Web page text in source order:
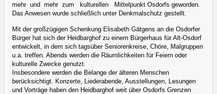
mehr und mehr zum kulturellen Mittelpunkt Osdorfs geworden.
Das Anwesen wurde schließlich unter Denkmalschutz gestellt.
Mit der großzügigen Schenkung Elisabeth Gätgens an die Osdorfer
Bürger hat sich der Heidbarghof zu einem Bürgerhaus für Alt-Osdorf
entwickelt, in dem sich tagsüber Seniorenkreise, Chöre, Malgruppen
u.a. treffen. Abends werden die Räumlichkeiten für Feiern oder
kulturelle Zwecke genutzt.
Insbesondere werden die Belange der älteren Menschen
berücksichtigt. Konzerte, Liederabende, Ausstellungen, Lesungen
und Vorträge haben den Heidbarghof weit über Osdorfs Grenzen